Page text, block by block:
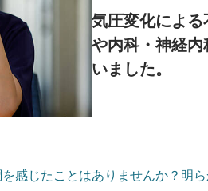
気圧変化によ
や内科・神経
いました。
感じたことはありませんか？明